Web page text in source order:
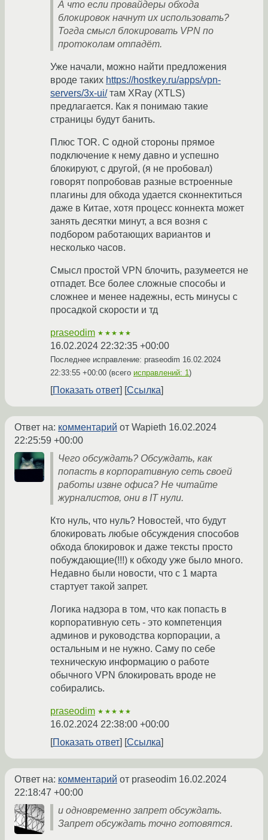
А что если провайдеры обхода
блокировок начнут их использовать?
Тогда смысл блокировать VPN по
протоколам отпадёт.
Уже начали, можно найти предложения
вроде таких https://hostkey.ru/apps/vpn-
servers/3x-ui/там XRay (XTLS)
предлагается. Как я понимаю такие
страницы будут банить.
Плюс TOR. С одной стороны прямое
подключение к нему давно и успешно
блокируют, с другой, (я не пробовал)
говорят попробовав разные встроенные
плагины для обхода удается сконнектиться
даже в Китае, хотя процесс коннекта может
занять десятки минут, а вся возня с
подбором работающих вариантов и
несколько часов.
Смысл простой VPN блочить, разумеется не
отпадет. Все более сложные способы и
сложнее и менее надежны, есть минусы с
просадкой скорости и тд
praseodim ★★★★★
16.02.2024 22:32:35 +00:00
Последнее исправление: praseodim 16.02.2024
22:33:55 +00:00 (всего исправлений: 1)
Показать ответ Ссылка
Ответ на: комментарий от Wapieth 16.02.2024
22:25:59 +00:00
Чего обсуждать? Обсуждать, как
попасть в корпоративную сеть своей
работы извне офиса? Не читайте
журналистов, они в IT нули.
Кто нуль, что нуль? Новостей, что будут
блокировать любые обсуждения способов
обхода блокировок и даже тексты просто
побуждающие(!!!) к обходу уже было много.
Недавно были новости, что с 1 марта
стартует такой запрет.
Логика надзора в том, что как попасть в
корпоративную сеть - это компетенция
админов и руководства корпорации, а
остальным и не нужно. Саму по себе
техническую информацию о работе
обычного VPN блокировать вроде не
собирались.
praseodim ★★★★★
16.02.2024 22:38:00 +00:00
Показать ответ
Ссылка
Ответ на: комментарий от praseodim 16.02.2024
22:18:47 +00:00
и одновременно запрет обсуждать.
Запрет обсуждать точно готовятся.